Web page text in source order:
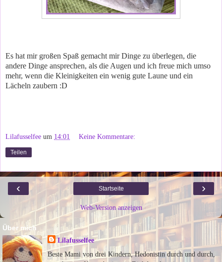
Es hat mir großen Spaß gemacht mir Dinge zu überlegen, die
andere Dinge ansprechen, als die Augen und ich freue mich umso
mehr, wenn die Kleinigkeiten ein wenig gute Laune und ein
Lächeln zaubern :D
Lilafusselfee um 14:01 Keine Kommentare:
Teilen
‹ ›
Startseite
Web-Version anzeigen
Über mich
Lilafusselfee
Beste Mami von drei Kindern, Hedonistin durch und durch,